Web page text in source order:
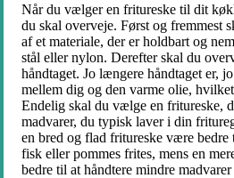
Når du vælger en fritureske til dit
du skal overveje. Først og fremmest
af et materiale, der er holdbart og
stål eller nylon. Derefter skal du
håndtaget. Jo længere håndtaget er,
mellem dig og den varme olie,
Endelig skal du vælge en fritureske,
madvarer, du typisk laver i din
en bred og flad fritureske være bedre
fisk eller pommes frites, mens en
bedre til at håndtere mindre madvarer